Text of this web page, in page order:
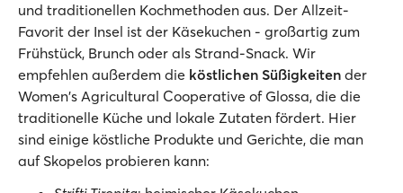
und traditionellen Kochmethoden aus. Der Allzeit-
Favorit der Insel ist der Käsekuchen - großartig zum
Frühstück, Brunch oder als Strand-Snack. Wir
empfehlen außerdem die köstlichen Süßigkeiten der
Women's Agricultural Cooperative of Glossa, die die
traditionelle Küche und lokale Zutaten fördert. Hier
sind einige köstliche Produkte und Gerichte, die man
auf Skopelos probieren kann: